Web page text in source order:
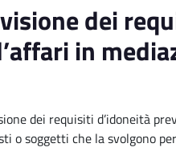
dei
in
dei requisiti d’idoneità
o soggetti che la svolgono